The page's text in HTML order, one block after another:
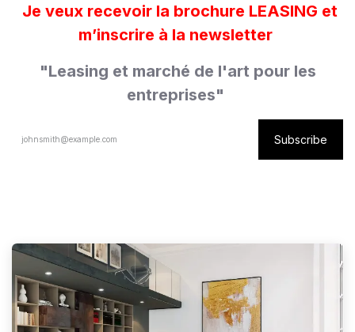
Je veux recevoir la brochure LEASING et
m’inscrire à la newsletter
"Leasing et marché de l'art pour les
entreprises"
Subscribe